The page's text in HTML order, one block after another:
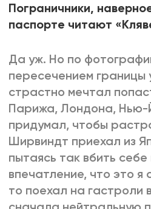
Пограничники,
паспорте читают
Да уж. Но по
пересечением границы
страстно мечтал
Парижа, Лондона, Нью-
придумал, чтобы
Ширвиндт приехал из
пытаясь так вбить
впечатление, что это я
то поехал на гастроли